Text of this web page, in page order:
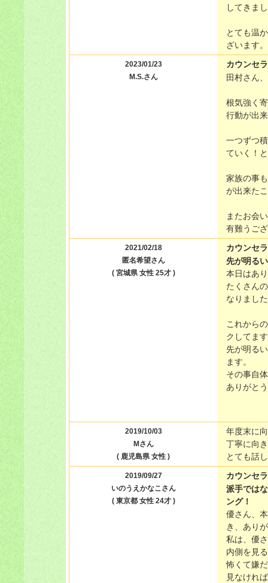
してきま
とても温
ざいます
2023/01/23
M.S.さん
カウンセ
田村さん
根気強く
行動が出
一つずつ
ていく！
家族の事
が出来た
またお会
有難うご
2021/02/18
匿名希望さん
( 宮城県 女性 25才 )
カウンセ
先が明る
本日はあ
たくさん
なりまし
これから
クしてま
先が明る
ます。
その事自
ありがと
2019/10/03
Mさん
( 鹿児島県 女性 )
年度末に
丁寧に向
とても話
2019/09/27
いのうえかなこさん
( 東京都 女性 24才 )
カウンセ
派手では
ング！
優さん、
き、あり
私は、優
内側を見
怖くて嫌
見なけれ